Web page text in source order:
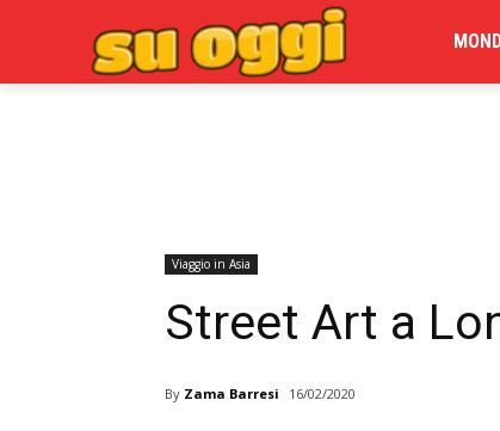
Viaggio in Asia
Street Art a
By Zama Barresi 16/02/2020